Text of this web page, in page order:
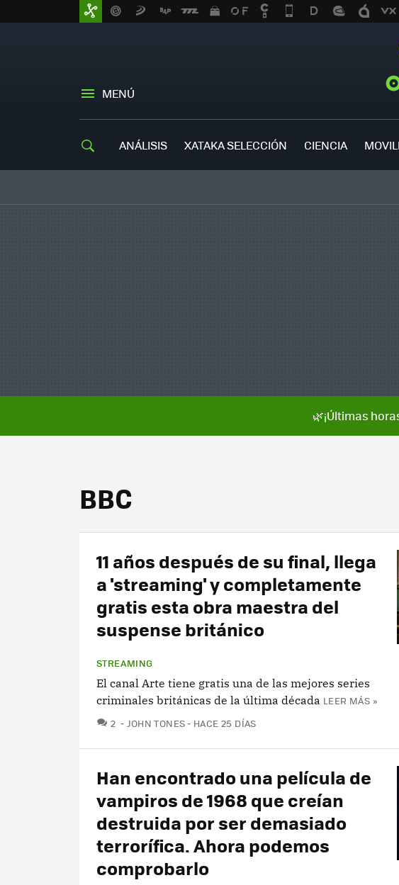
MENÚ
ANÁLISIS XATAKA SELECCIÓN CIENCIA
🌿¡Últimas
BBC
11 años después de su final, llega
a 'streaming' y completamente
gratis esta obra maestra del
suspense británico
STREAMING
El canal Arte tiene gratis una de las mejores series
criminales británicas de la última década LEER MÁS »
2 COMENTARIOS
JOHN TONES HACE 25 DÍAS
Han encontrado una película de
vampiros de 1968 que creían
destruida por ser demasiado
terrorífica. Ahora podemos
comprobarlo